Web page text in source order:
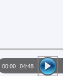
00:00 04:48